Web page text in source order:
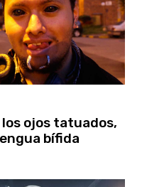
ojos tatuados,
bífida